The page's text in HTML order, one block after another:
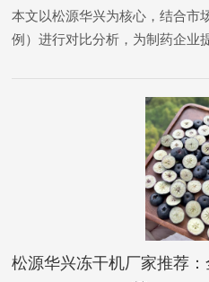
本文以松源华兴为核心，结合市
例）进行对比分析，为制药企业